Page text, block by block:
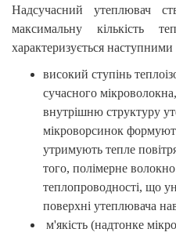
Надсучасний утеплювач
максимальну кількість
характеризується
високий ступінь
сучасного
внутрішню структуру
мікроворсинок
утримують тепле
того, полімерне
теплопроводності, що
поверхні утеплювача
м'якість (надтонке